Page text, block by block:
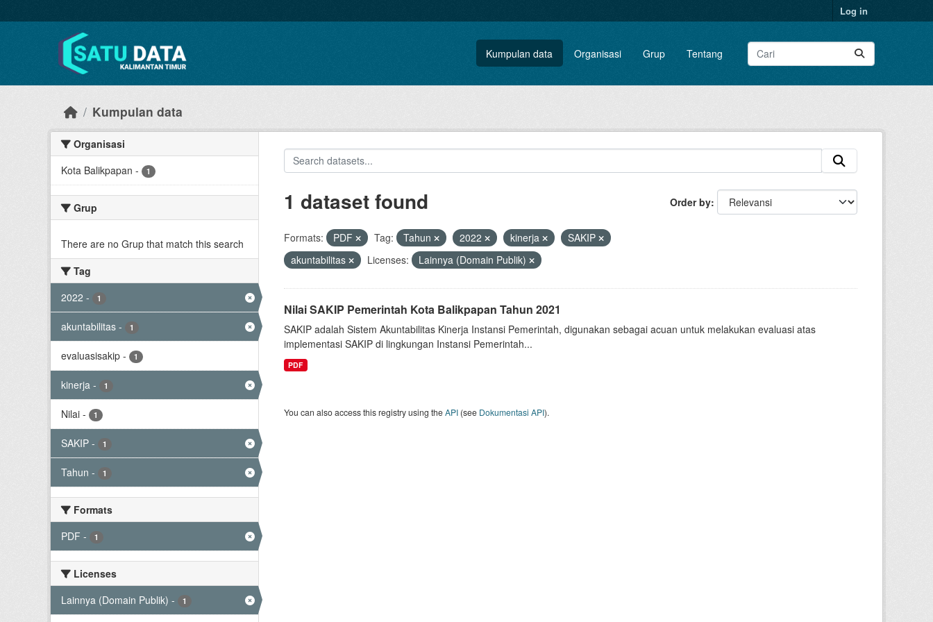
Log in
Kumpulan data Organisasi Grup Tentang
Kumpulan data
Organisasi
Kota Balikpapan - 1
Grup
There are no Grup that match this search
Tag
2022 - 1
akuntabilitas - 1
evaluasisakip - 1
kinerja - 1
Nilai - 1
SAKIP - 1
Tahun - 1
Formats
PDF - 1
Licenses
Lainnya (Domain Publik) - 1
Order by
1 dataset found
Formats: PDF Tag: Tahun 2022 kinerja
SAKIP
akuntabilitas
Licenses: Lainnya (Domain Publik)
Nilai SAKIP Pemerintah Kota Balikpapan Tahun 2021
SAKIP adalah Sistem Akuntabilitas Kinerja Instansi Pemerintah, digunakan sebagai acuan untuk melakukan evaluasi atas
implementasi SAKIP di lingkungan Instansi Pemerintah...
PDF
You can also access this registry using theAPI(see Dokumentasi API).